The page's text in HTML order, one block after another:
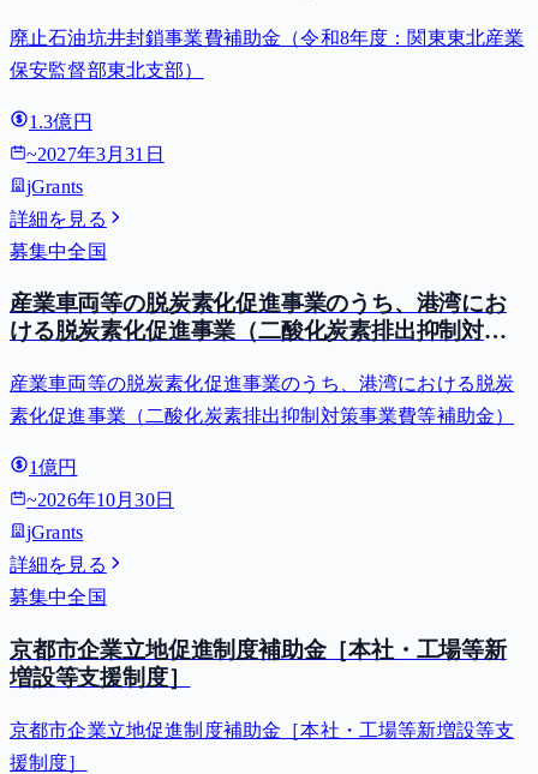
廃止石油坑井封鎖事業費補助金（令和8年度：関東東北産業
保安監督部東北支部）
1.3億円
~2027年3月31日
jGrants
詳細を見る
募集中全国
産業車両等の脱炭素化促進事業のうち、港湾にお
ける脱炭素化促進事業（二酸化炭素排出抑制対策
産業車両等の脱炭素化促進事業のうち、港湾における脱炭
素化促進事業（二酸化炭素排出抑制対策事業費等補助金）
1億円
~2026年10月30日
jGrants
詳細を見る
募集中全国
京都市企業立地促進制度補助金［本社・工場等新
増設等支援制度］
京都市企業立地促進制度補助金［本社・工場等新増設等支
援制度］